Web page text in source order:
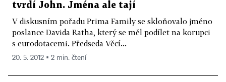
tvrdí John. Jména ale tají
V diskusním pořadu Prima Family se skloňovalo jméno
poslance Davida Ratha, který se měl podílet na korupci
s eurodotacemi. Předseda Věcí...
20. 5. 2012 ▪ 2 min. čtení